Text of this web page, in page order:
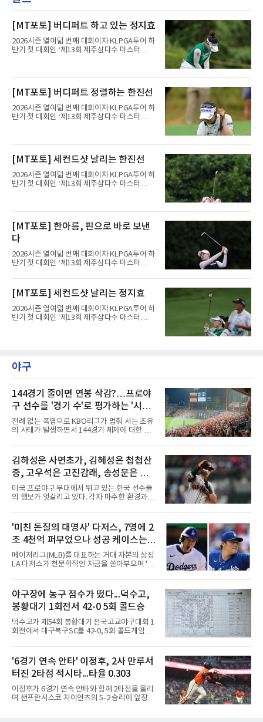
[MT포토] 버디퍼트 하고 있는 정지효
2026시즌 열여덟 번째 대회이자 KLPGA투어 하
반기 첫 대회인 ‘제13회 제주삼다수 마스터
트(파72/6,767야드)에서 열리고 있다.8일 현재
3라운드 경기가 펼쳐지고 있다.정지효가 1번 홀
에서 경기하고 있다.
[MT포토] 버디퍼트 정렬하는 한진선
2026시즌 열여덟 번째 대회이자 KLPGA투어 하
반기 첫 대회인 ‘제13회 제주삼다수 마스터
트(파72/6,767야드)에서 열리고 있다.8일 현재
3라운드 경기가 펼쳐지고 있다.한진선이 1번 홀
에서 경기하고 있다.
[MT포토] 세컨드샷 날리는 한진선
2026시즌 열여덟 번째 대회이자 KLPGA투어 하
반기 첫 대회인 ‘제13회 제주삼다수 마스터
트(파72/6,767야드)에서 열리고 있다.8일 현재
3라운드 경기가 펼쳐지고 있다.한진선이 1번 홀
에서 경기하고 있다.
[MT포토] 한아름, 핀으로 바로 보낸
다
2026시즌 열여덟 번째 대회이자 KLPGA투어 하
반기 첫 대회인 ‘제13회 제주삼다수 마스터
제주도 서귀포시에 위치한 테디밸리 골프앤리조
트(파72/6,767야드)에서 열리고 있다.8일 현재
3라운드 경기가 펼쳐지고 있다.한아름이 1번 홀
에서 경기하고 있다.
[MT포토] 세컨드샷 날리는 정지효
2026시즌 열여덟 번째 대회이자 KLPGA투어 하
반기 첫 대회인 ‘제13회 제주삼다수 마스터
에서 경기하고 있다.
야구
144경기 줄이면 연봉 삭감?…프로야
구 선수를 '경기 수'로 평가하는 '시대
착오'
전례 없는 폭염으로 KBO리그가 멈춰 서는 초유
의 사태가 발생하면서 144경기 체제에 대한 근
다.선수들의 건강과 경기력, 그리고 리그의 지속
가능성을 고려하면 이제는 단순히 '얼마나 많은
경기를 치르느냐'가 아니라 '어떤 수준의 경기를
보여주느냐'를 고민해야 할 시점이다. 그런데 경
기 수를 줄이면 선수들의 연봉도 깎아야 하냐는
얘기가 나온다. 과연 프로야구 선수의 가치를 경
기 수로만 계산하는 것이 맞을까?선수들의 연봉
그리고 대체 불가능한 경쟁력에 대한 평가다.
144경기를 치른다고
김하성은 사면초가, 김혜성은 첩첩산
중, 고우석은 고진감래, 송성문은 무
난지경... 이정후는?
미국 프로야구 무대에서 뛰고 있는 한국 선수들
의 행보가 엇갈리고 있다. 각자 마주한 환경과 현
한 이들의 사투는 저마다의 방식으로 치열하게
전개되는 중이다. 태평양 건너에서 써 내려가고
있는 다섯 선수의 성적표와 현재 처지를 사자성
어로 진단해 본다.김하성은 사면초가에 직면했
다. 잇따른 부상과 이로 인한 긴 공백기는 선수
개인에게 치명적인 타격이었다. 여기에 FA 계약
을 앞둔 시점에서 터져 나온 부진까지 겹치며,
동시에 이뤄내야 하는 그의 앞길에는 그 어느 때
보다 차갑고 무거운 시
'미친 돈질의 대명사' 다저스, 7명에 2
조 4천억 퍼부었으나 성공 케이스는
오타니와 야마모토뿐
메이저리그(MLB)를 대표하는 거대 자본의 상징
LA 다저스가 천문학적인 자금을 쏟아부으며 '스
모에 턱없이 못 미치는 초라한 수준에 머물고 있
다. 막대한 페이롤을 무기로 리그 전체의 판도를
뒤흔들겠다는 전략이었지만, 실상은 뼈아픈 부
작용만 떠안은 모양새다.다저스가 최근 몇 년간
영입한 주요 슈퍼스타 7명의 계약 총액은 무려
17억 2,300만 달러에 달한다. 현재 환율을 기준
으로 환산하면 약 2조 4200억원이라는 경악스
대했는지를 보여주는 대목이다.그러나 이 엄청
난 투자의 승수 효과는 기대에
야구장에 농구 점수가 떴다...덕수고,
봉황대기 1회전서 42-0 5회 콜드승
덕수고가 제54회 봉황대기 전국고교야구대회 1
회전에서 대구북구SC를 42-0, 5회 콜드게임으
경기에서 덕수고는 1회 5점, 2회 3점, 3회 10점
으로 18-0을 만든 뒤 4회 21점, 5회 3점을 보탰
다. 팀 안타 34개, 볼넷 12개를 기록했다.7번 타
자 유격수 홍주용은 4회 홈런 2개를 포함해 6타
수 6안타 3타점 4득점을 올렸고, 조원빈은 6타
수 6안타 5타점, 박종혁은 5타수 5안타 3타점을
남겼다. 선발 최희성은 5이닝 2피안타 무사사구
'6경기 연속 안타' 이정후, 2사 만루서
터진 2타점 적시타...타율 0.303
이정후가 6경기 연속 안타와 함께 2타점을 올리
며 샌프란시스코 자이언츠의 5-2 승리에 앞장섰